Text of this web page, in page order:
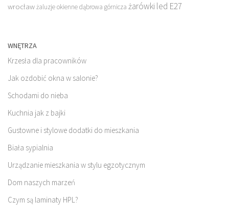
wrocławżaluzje okienne dąbrowa górnicza żarówki led E27
WNĘTRZA
Krzesła dla pracowników
Jak ozdobić okna w salonie?
Schodami do nieba
Kuchnia jak z bajki
Gustowne i stylowe dodatki do mieszkania
Biała sypialnia
Urządzanie mieszkania w stylu egzotycznym
Dom naszych marzeń
Czym są laminaty HPL?